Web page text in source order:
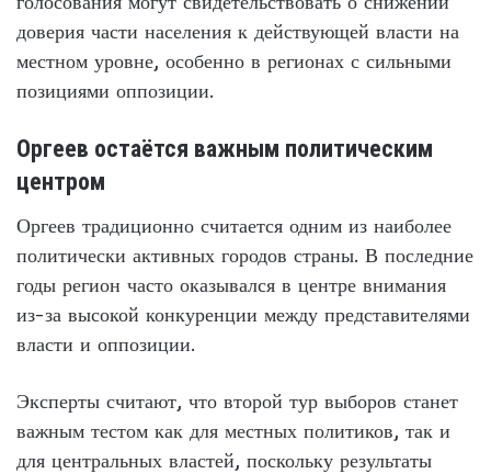
доверия части населения к действующей власти на
местном уровне, особенно в регионах с сильными
позициями оппозиции.
Оргеев остаётся важным политическим
центром
Оргеев традиционно считается одним из наиболее
политически активных городов страны. В последние
годы регион часто оказывался в центре внимания
из-за высокой конкуренции между представителями
власти и оппозиции.
Эксперты считают, что второй тур выборов станет
важным тестом как для местных политиков, так и
для центральных властей, поскольку результаты